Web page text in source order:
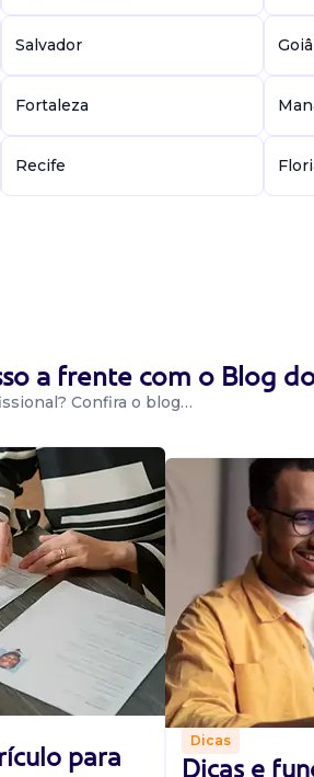
Salvador
Fortaleza
Recife
a frente com o Blog
Confira o blog…
para
Dicas
Dicas e